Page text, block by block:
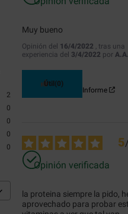
2
0
0
0
0
Muy bueno
Opinión del 16/4/2022 , tras una
experiencia del 3/4/2022 por
Útil (0)
Informe
5
Opinión verificada
la proteina siempre la pido,
aprovechado para probar